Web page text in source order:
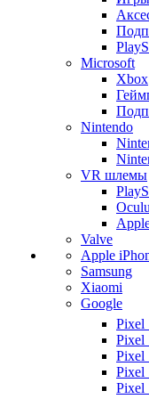
Microsoft
Xbox
Nintendo
VR шлемы
Valve
Apple
Samsung
Xiaomi
Google
Pixel
Pixel
Pixel
Pixel
Pixel